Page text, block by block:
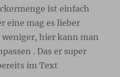
ist einfach
eine mag es lieber
weniger, hier kann man
. Das er super
im Text